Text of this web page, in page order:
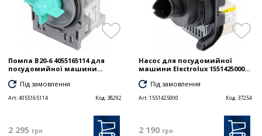
Помпа B20-6 4055165114 для
посудомийної машини...
Під замовлення
Art:4055165114 Код: 38292
2 295 грн
Насос для посудомийної
машини Electrolux 1551425000...
Під замовлення
Art:1551425000 Код: 37254
2 190 грн